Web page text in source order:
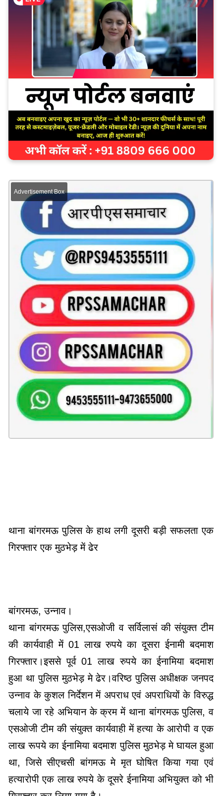
Advertisement Box
थाना बांगरमऊ पुलिस के हाथ लगी दूसरी बड़ी सफलता एक
गिरफ्तार एक मुठभेड़ में ढेर
बांगरमऊ, उन्नाव।
थाना बांगरमऊ पुलिस,एसओजी व सर्विलासं की संयुक्त टीम
की कार्यवाही में 01 लाख रुपये का दूसरा ईनामी बदमाश
गिरफ्तार।इससे पूर्व 01 लाख रुपये का ईनामिया बदमाश
हुआ था पुलिस मुठभेड़ मे ढेर।वरिष्ठ पुलिस अधीक्षक जनपद
उन्नाव के कुशल निर्देशन में अपराध एवं अपराधियों के विरुद्ध
चलाये जा रहे अभियान के क्रम में थाना बांगरमऊ पुलिस, व
एसओजी टीम की संयुक्त कार्यवाही में हत्या के आरोपी व एक
लाख रूपये का ईनामिया बदमाश पुलिस मुठभेड़ मे घायल हुआ
था, जिसे सीएचसी बांगमऊ मे मृत घोषित किया गया एवं
हत्यारोपी एक लाख रुपये के दूसरे ईनामिया अभियुक्त को भी